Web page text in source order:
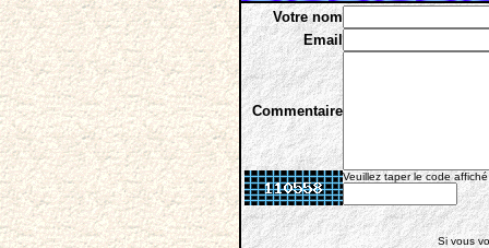
Votre nom
Email
Commentaire
Veuillez taper le code
Si vous